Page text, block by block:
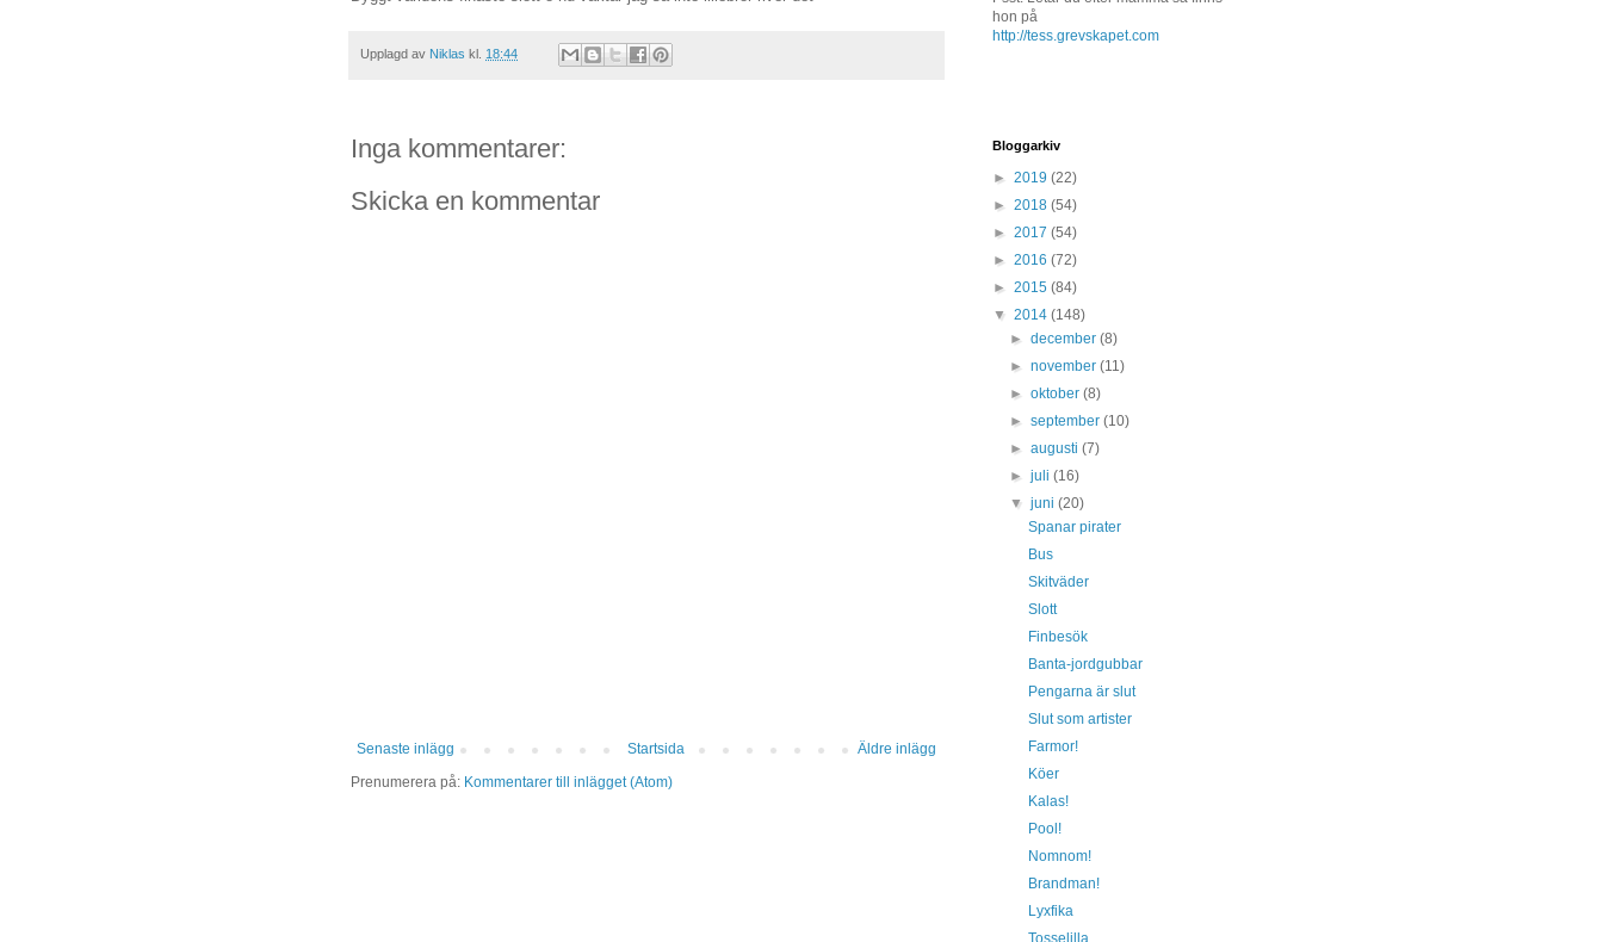
Upplagd av Niklas kl. 18:44
Inga kommentarer:
Skicka en kommentar
Senaste inlägg Äldre inlägg
Startsida
Prenumerera på: Kommentarer till inlägget (Atom)
hon på
http://tess.grevskapet.com
Bloggarkiv
► 2019 (22)
► 2018 (54)
► 2017 (54)
► 2016 (72)
► 2015 (84)
▼ 2014 (148)
►december(8)
►november(11)
►oktober(8)
►september(10)
►augusti(7)
►juli(16)
▼juni(20)
Spanar pirater
Bus
Skitväder
Slott
Finbesök
Banta-jordgubbar
Pengarna är slut
Slut som artister
Farmor!
Köer
Kalas!
Pool!
Nomnom!
Brandman!
Lyxfika
Tosselilla